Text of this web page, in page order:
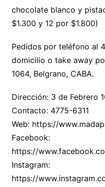
chocolate blanco y
$1.300 y 12 por $1.800)
Pedidos por teléfono al
domicilio o take away
1064, Belgrano, CABA.
Dirección: 3 de Febrero
Contacto: 4775-6311
Web: https://
Facebook:
https://
Instagram:
https://